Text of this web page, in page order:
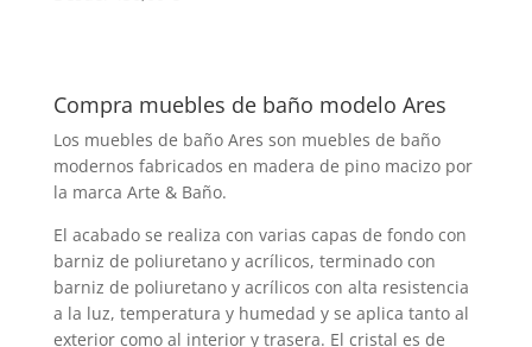
Compra muebles de baño modelo Ares
Los muebles de baño Ares son muebles de baño
modernos fabricados en madera de pino macizo por
la marca Arte & Baño.
El acabado se realiza con varias capas de fondo con
barniz de poliuretano y acrílicos, terminado con
barniz de poliuretano y acrílicos con alta resistencia
a la luz, temperatura y humedad y se aplica tanto al
exterior como al interior y trasera. El cristal es de